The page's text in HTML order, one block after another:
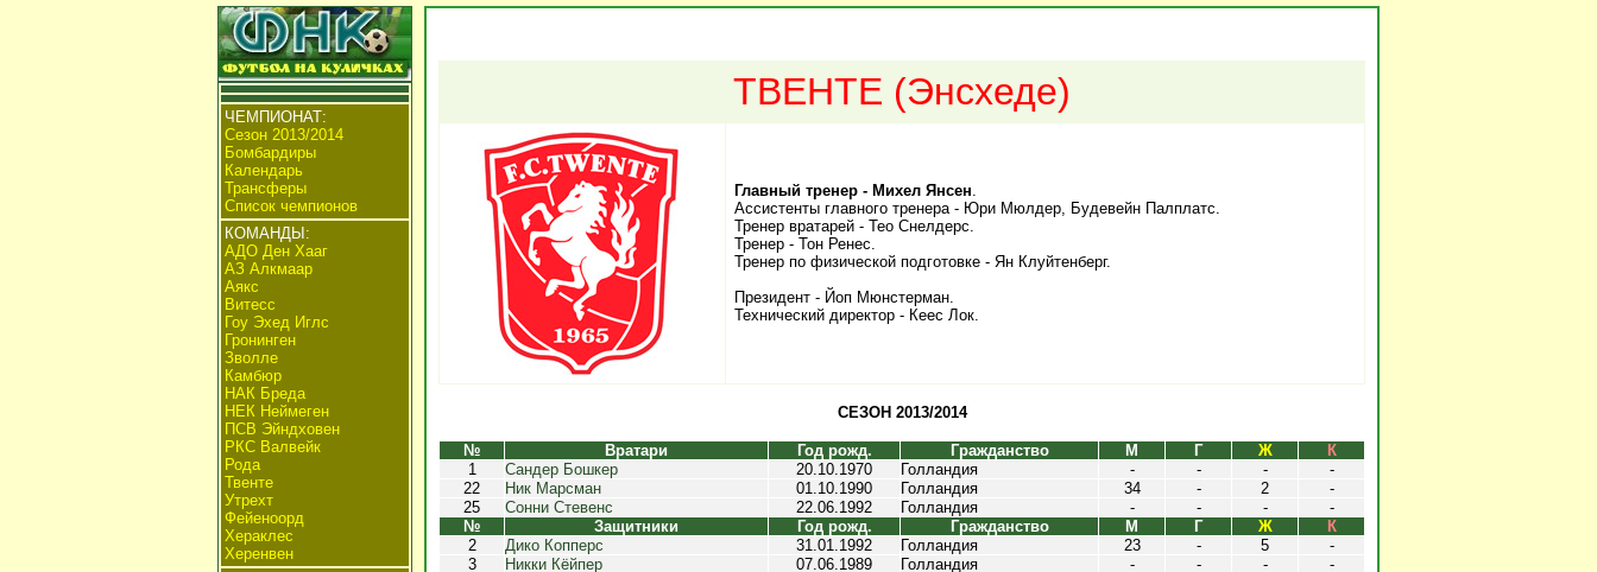
ЧЕМПИОНАТ:
Сезон 2013/2014
Бомбардиры
Календарь
Трансферы
Список чемпионов
КОМАНДЫ:
АДО Ден Хааг
АЗ Алкмаар
Аякс
Витесс
Гоу Эхед Иглс
Гронинген
Зволле
Камбюр
НАК Бреда
НЕК Неймеген
ПСВ Эйндховен
РКС Валвейк
Рода
Твенте
Утрехт
Фейеноорд
Хераклес
Херенвен
ТВЕНТЕ (Энсхеде)
Главный тренер - Михел Янсен.
Ассистенты главного тренера - Юри Мюлдер, Будевейн Палплатс.
Тренер вратарей - Тео Снелдерс.
Тренер - Тон Ренес.
Тренер по физической подготовке - Ян Клуйтенберг.
Президент - Йоп Мюнстерман.
Технический директор - Кеес Лок.
СЕЗОН 2013/2014
№ Вратари Год рожд. Гражданство М Г Ж
К
1
Сандер Бошкер 20.10.1970 Голландия - - -
-
22
Ник Марсман 01.10.1990 Голландия 34 - 2
-
25
Сонни Стевенс 22.06.1992 Голландия - - -
-
№
Защитники Год рожд. Гражданство М Г Ж
К
2
Дико Копперс 31.01.1992 Голландия 23 - 5
-
3
Никки Кёйпер 07.06.1989 Голландия - - -
-